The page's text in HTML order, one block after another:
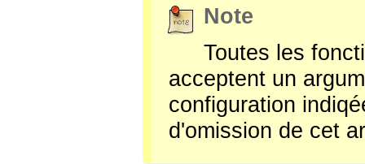
Note
Toutes les
acceptent un
configuration
d'omission de cet